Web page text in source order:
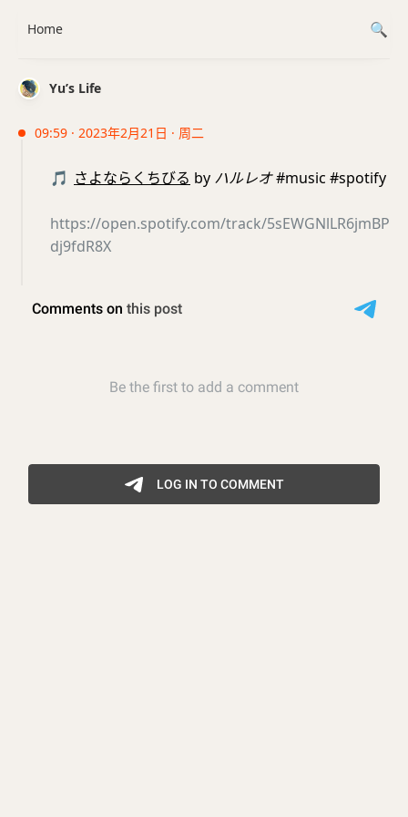
Yu’s Life
09:59 · 2023年2月21日 · 周二
🎵 さよならくちびる by ハルレオ#music #spotify
https://open.spotify.com/track/5sEWGNlLR6jmBP
dj9fdR8X
Home